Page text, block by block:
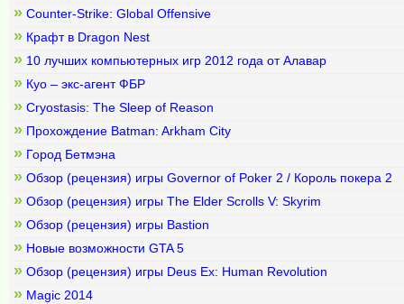
» Counter-Strike: Global Offensive
» Крафт в Dragon Nest
» 10 лучших компьютерных игр 2012 года от Алавар
» Куо – экс-агент ФБР
» Cryostasis: The Sleep of Reason
» Прохождение Batman: Arkham City
» Город Бетмэна
» Обзор (рецензия) игры Governor of Poker 2 / Король покера 2
» Обзор (рецензия) игры The Elder Scrolls V: Skyrim
» Обзор (рецензия) игры Bastion
» Новые возможности GTA 5
» Обзор (рецензия) игры Deus Ex: Human Revolution
» Magic 2014